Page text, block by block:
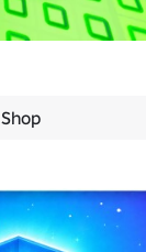
Shop